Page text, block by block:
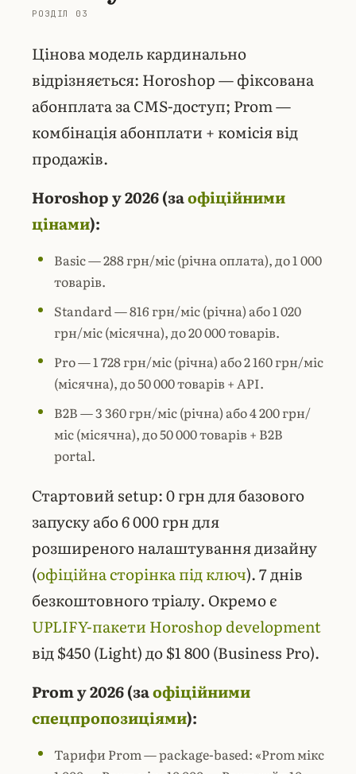
Цінова модель кардинально
відрізняється: Horoshop — фіксована
абонплата за CMS-доступ; Prom —
комбінація абонплати + комісія від
продажів.
Horoshop у 2026 (заофіційними
цінами):
Basic — 288 грн/міс (річна оплата), до 1 000
товарів.
Standard — 816 грн/міс (річна) або 1 020
грн/міс (місячна), до 20 000 товарів.
Pro — 1 728 грн/міс (річна) або 2 160 грн/міс
(місячна), до 50 000 товарів + API.
B2B — 3 360 грн/міс (річна) або 4 200 грн/
міс (місячна), до 50 000 товарів + B2B
portal.
Стартовий setup: 0 грн для базового
запуску або 6 000 грн для
розширеного налаштування дизайну
(офіційна сторінка під ключ). 7 днів
безкоштовного тріалу. Окремо є
UPLIFY-пакети Horoshop development
від $450 (Light) до $1 800 (Business Pro).
Prom у 2026 (заофіційними
спецпропозиціями):
Тарифи Prom — package-based: «Prom мікс